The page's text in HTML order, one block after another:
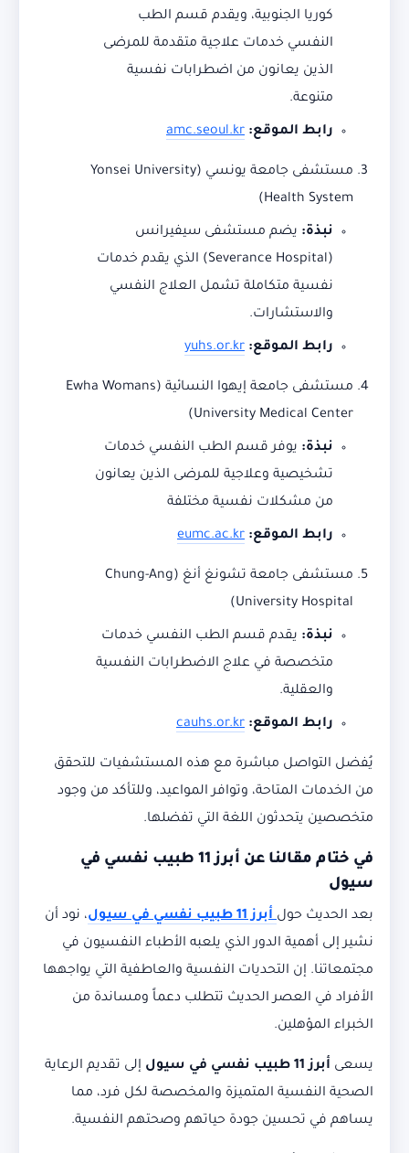
كوريا الجنوبية، ويقدم قسم الطب
النفسي خدمات علاجية متقدمة للمرضى
الذين يعانون من اضطرابات نفسية
متنوعة.
رابط الموقع: amc.seoul.kr
مستشفى جامعة يونسي (Yonsei University
Health System)
نبذة: يضم مستشفى سيفيرانس
(Severance Hospital) الذي يقدم خدمات
نفسية متكاملة تشمل العلاج النفسي
والاستشارات.
رابط الموقع: yuhs.or.kr
مستشفى جامعة إيهوا النسائية (Ewha Womans
University Medical Center)
نبذة: يوفر قسم الطب النفسي خدمات
تشخيصية وعلاجية للمرضى الذين يعانون
من مشكلات نفسية مختلفة
رابط الموقع: eumc.ac.kr
مستشفى جامعة تشونغ أنغ (Chung-Ang
University Hospital)
نبذة: يقدم قسم الطب النفسي خدمات
متخصصة في علاج الاضطرابات النفسية
والعقلية.
رابط الموقع: cauhs.or.kr
يُفضل التواصل مباشرة مع هذه المستشفيات للتحقق
من الخدمات المتاحة، وتوافر المواعيد، وللتأكد من وجود
متخصصين يتحدثون اللغة التي تفضلها.
في ختام مقالنا عن
أبرز 11 طبيب نفسي في
سيول
بعد الحديث حول أبرز 11 طبيب نفسي في سيول
، نود أن
نشير إلى أهمية الدور الذي يلعبه الأطباء النفسيون في
مجتمعاتنا. إن التحديات النفسية والعاطفية التي يواجهها
الأفراد في العصر الحديث تتطلب دعماً ومساندة من
الخبراء المؤهلين.
يسعى أبرز 11 طبيب نفسي في سيول
إلى تقديم الرعاية
الصحية النفسية المتميزة والمخصصة لكل فرد، مما
يساهم في تحسين جودة حياتهم وصحتهم النفسية.